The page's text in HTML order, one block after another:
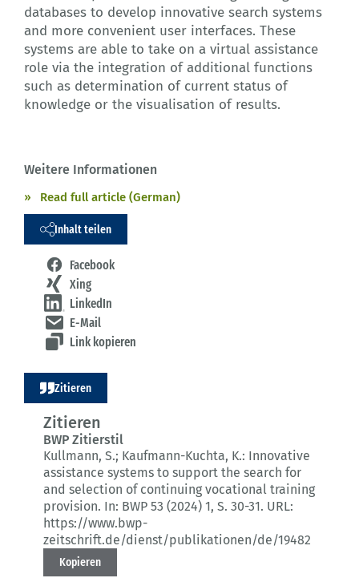
databases to develop innovative search systems
and more convenient user interfaces. These
systems are able to take on a virtual assistance
role via the integration of additional functions
such as determination of current status of
knowledge or the visualisation of results.
Weitere Informationen
Read full article (German)
Inhalt teilen
Facebook
Xing
LinkedIn
E-Mail
Link kopieren
Zitieren
Zitieren
BWP Zitierstil
Kullmann, S.; Kaufmann-Kuchta, K.: Innovative
assistance systems to support the search for
and selection of continuing vocational training
provision. In: BWP 53 (2024) 1, S. 30-31. URL:
https://www.bwp-
zeitschrift.de/dienst/publikationen/de/19482
Kopieren